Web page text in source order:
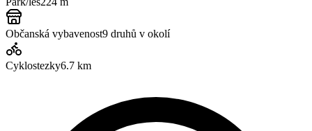
Občanská vybavenost9 druhů v okolí
Cyklostezky6.7 km